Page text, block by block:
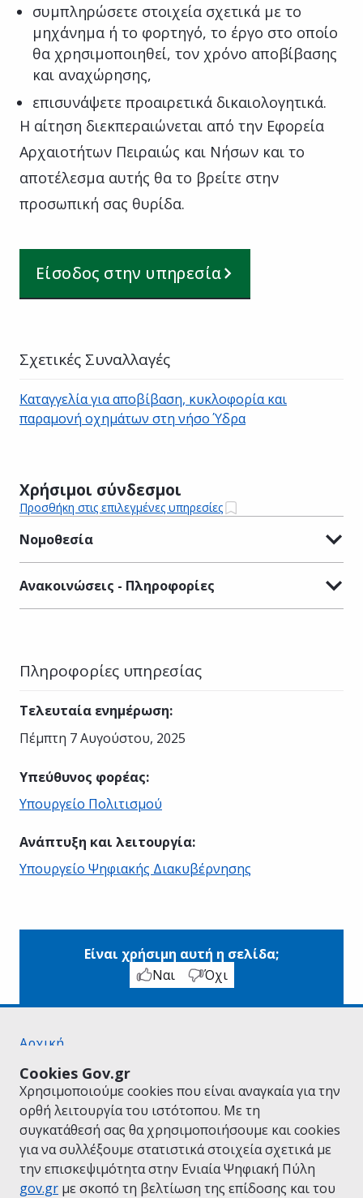
Cookies Gov.gr
Χρησιμοποιούμε cookies που είναι αναγκαία για την
ορθή λειτουργία του ιστότοπου. Με τη
συγκατάθεσή σας θα χρησιμοποιήσουμε και cookies
για να συλλέξουμε στατιστικά στοιχεία σχετικά με
την επισκεψιμότητα στην Ενιαία Ψηφιακή Πύλη
gov.gr με σκοπό τη βελτίωση της επίδοσης και του
συμπληρώσετε στοιχεία σχετικά με το
μηχάνημα ή το φορτηγό, το έργο στο οποίο
θα χρησιμοποιηθεί, τον χρόνο αποβίβασης
και αναχώρησης,
επισυνάψετε προαιρετικά δικαιολογητικά.
Η αίτηση διεκπεραιώνεται από την Εφορεία
Αρχαιοτήτων Πειραιώς και Νήσων και το
αποτέλεσμα αυτής θα το βρείτε στην
προσωπική σας θυρίδα.
Είσοδος στην υπηρεσία
Χρήσιμοι σύνδεσμοι
Προσθήκη στις επιλεγμένες υπηρεσίες
Νομοθεσία
Ανακοινώσεις - Πληροφορίες
Σχετικές Συναλλαγές
Καταγγελία για αποβίβαση, κυκλοφορία και
παραμονή οχημάτων στη νήσο Ύδρα
Πληροφορίες υπηρεσίας
Τελευταία ενημέρωση:
Πέμπτη 7 Αυγούστου, 2025
Υπεύθυνος φορέας:
Υπουργείο Πολιτισμού
Ανάπτυξη και λειτουργία:
Υπουργείο Ψηφιακής Διακυβέρνησης
Είναι χρήσιμη αυτή η σελίδα;
Ναι
Όχι
Αρχική
Όροι Χρήσης
Πολιτική Απορρήτου
Δήλωση προσβασιμότητας
Πολιτική cookies
Προτάσεις για το gov.gr
Υλοποίηση από το Υπουργείο Ψηφιακής